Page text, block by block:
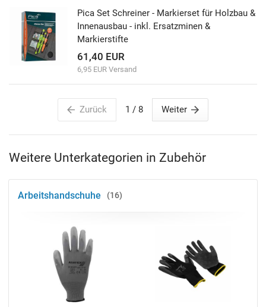
Pica Set Schreiner - Markierset für Holzbau &
Innenausbau - inkl. Ersatzminen &
Markierstifte
61,40 EUR
6,95 EUR Versand
Zurück 1 / 8 Weiter
Weitere Unterkategorien in Zubehör
Arbeitshandschuhe 16